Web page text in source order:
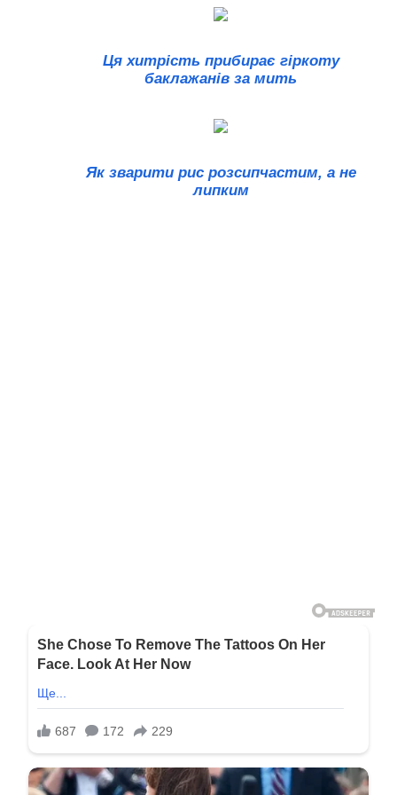
Ця хитрість прибирає гіркоту
баклажанів за мить
Як зварити рис розсипчастим, а не
липким